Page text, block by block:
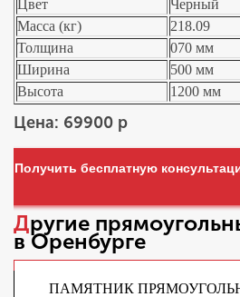
Цвет
Черный
Масса (кг)
218.09
Толщина
070 мм
Ширина
500 мм
Высота
1200 мм
Цена: 69900 р
Получить бесплатную
Другие
в Оренбурге
ПАМЯТНИК